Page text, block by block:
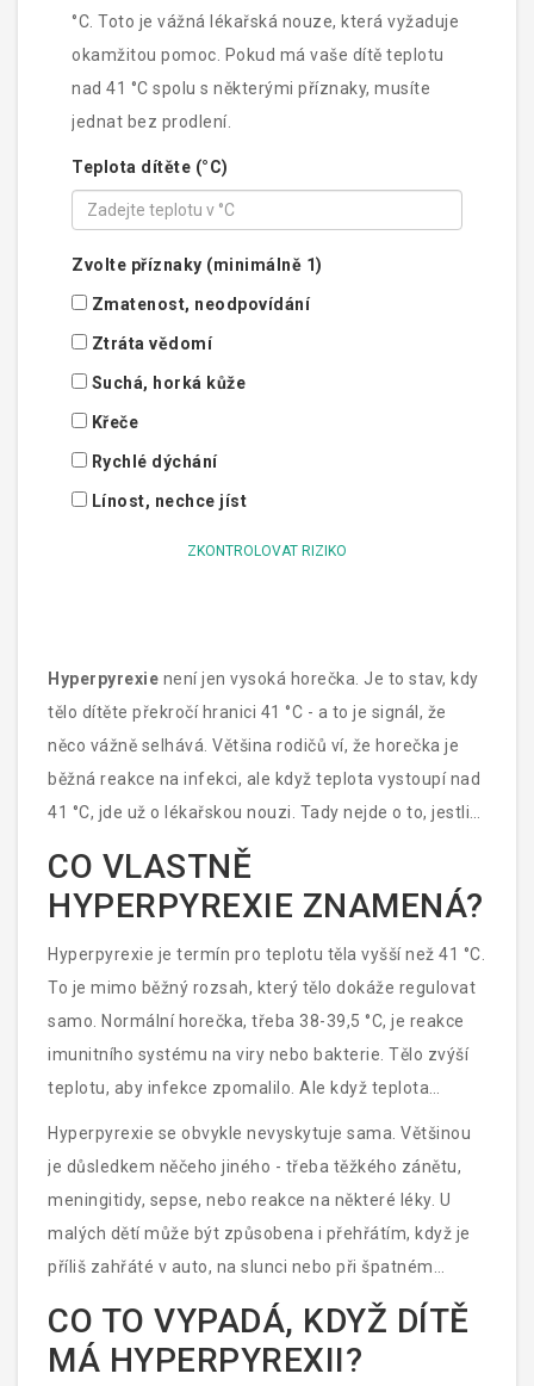
°C. Toto je vážná lékařská nouze, která vyžaduje
okamžitou pomoc. Pokud má vaše dítě teplotu
nad 41 °C spolu s některými příznaky, musíte
jednat bez prodlení.
Teplota dítěte (°C)
Zvolte příznaky (minimálně 1)
Zmatenost, neodpovídání
Ztráta vědomí
Suchá, horká kůže
Křeče
Rychlé dýchání
Línost, nechce jíst
ZKONTROLOVAT RIZIKO
Hyperpyrexie není jen vysoká horečka. Je to stav, kdy
tělo dítěte překročí hranici 41 °C - a to je signál, že
něco vážně selhává. Většina rodičů ví, že horečka je
běžná reakce na infekci, ale když teplota vystoupí nad
41 °C, jde už o lékařskou nouzi. Tady nejde o to, jestli
dítě „jen horečkuje“. Tady jde o to, jestli se tělo už
samo nezahřívá do nebezpečí.
CO VLASTNĚ
HYPERPYREXIE ZNAMENÁ?
Hyperpyrexie je termín pro teplotu těla vyšší než 41 °C.
To je mimo běžný rozsah, který tělo dokáže regulovat
samo. Normální horečka, třeba 38-39,5 °C, je reakce
imunitního systému na viry nebo bakterie. Tělo zvýší
teplotu, aby infekce zpomalilo. Ale když teplota
přesáhne 41 °C, začíná tělo přehřívat. V tomto bodě se
začínají poškozovat buňky, zejména v mozku a srdci.
To není jen „velká horečka“. Je to tělesný selhávání.
Hyperpyrexie se obvykle nevyskytuje sama. Většinou
je důsledkem něčeho jiného - třeba těžkého zánětu,
meningitidy, sepse, nebo reakce na některé léky. U
malých dětí může být způsobena i přehřátím, když je
příliš zahřáté v auto, na slunci nebo při špatném
šatnictví. V těchto případech to není infekce, ale
fyzikální přehřátí, které tělo nezvládá ochladit.
CO TO VYPADÁ, KDYŽ DÍTĚ
MÁ HYPERPYREXII?